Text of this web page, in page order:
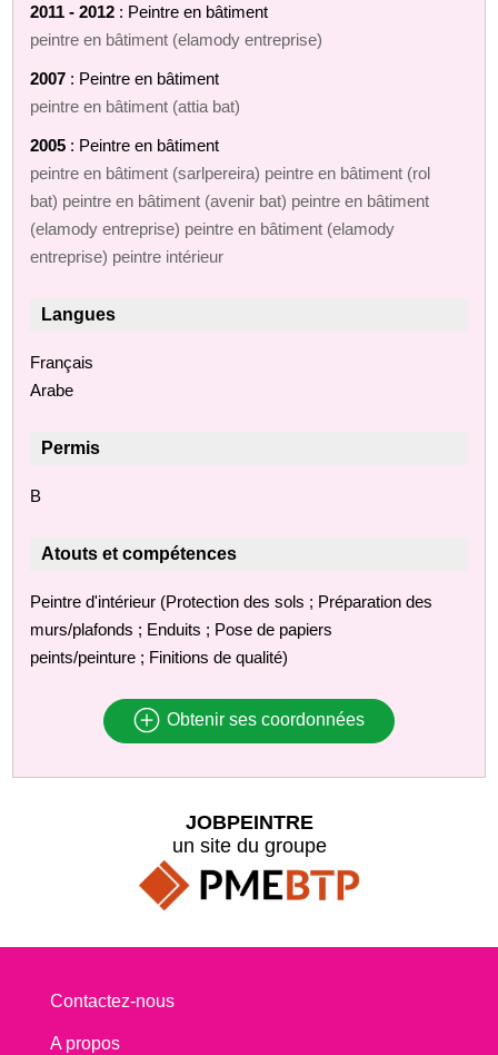
2011 - 2012 : Peintre en bâtiment
peintre en bâtiment (elamody entreprise)
2007 : Peintre en bâtiment
peintre en bâtiment (attia bat)
2005 : Peintre en bâtiment
peintre en bâtiment (sarlpereira) peintre en bâtiment (rol
bat) peintre en bâtiment (avenir bat) peintre en bâtiment
(elamody entreprise) peintre en bâtiment (elamody
entreprise) peintre intérieur
Langues
Français
Arabe
Permis
B
Atouts et compétences
Peintre d'intérieur (Protection des sols ; Préparation des
murs/plafonds ; Enduits ; Pose de papiers
peints/peinture ; Finitions de qualité)
Obtenir ses coordonnées
JOBPEINTRE
un site du groupe
Contactez-nous
A propos